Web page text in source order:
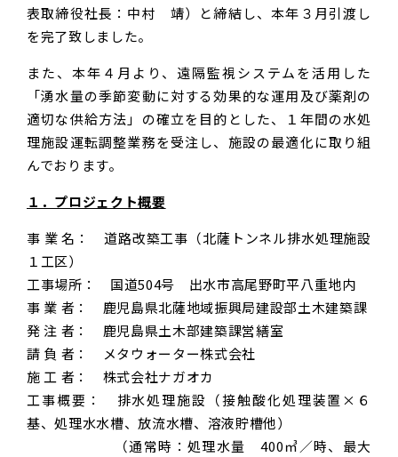
表取締役社長：中村 靖）と締結し、本年３月引渡し
を完了致しました。
また、本年４月より、遠隔監視システムを活用した
「湧水量の季節変動に対する効果的な運用及び薬剤の
適切な供給方法」の確立を目的とした、１年間の水処
理施設運転調整業務を受注し、施設の最適化に取り組
んでおります。
１．プロジェクト概要
事 業 名： 道路改築工事（北薩トンネル排水処理施設
１工区）
工事場所： 国道504号 出水市高尾野町平八重地内
事 業 者： 鹿児島県北薩地域振興局建設部土木建築課
発 注 者： 鹿児島県土木部建築課営繕室
請 負 者： メタウォーター株式会社
施 工 者： 株式会社ナガオカ
工事概要： 排水処理施設（接触酸化処理装置×６
基、処理水水槽、放流水槽、溶液貯槽他）
（通常時：処理水量 400㎥／時、最大